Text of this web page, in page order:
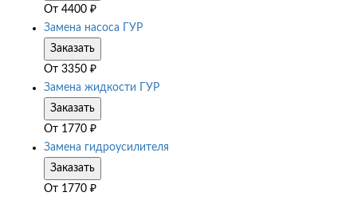
От 4400 ₽
Замена насоса ГУР
Заказать
От 3350 ₽
Замена жидкости ГУР
Заказать
От 1770 ₽
Замена гидроусилителя
Заказать
От 1770 ₽